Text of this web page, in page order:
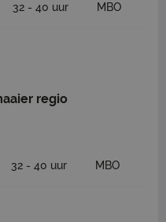
32 - 40 uur MBO
regio
32 - 40 uur MBO